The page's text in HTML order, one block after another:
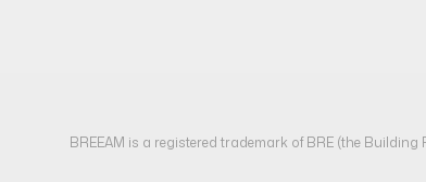
BREEAM is a registered trademark of BRE (the